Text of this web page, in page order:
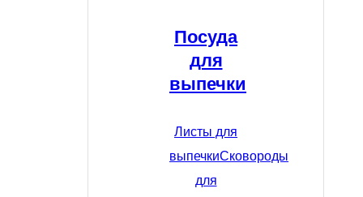
Посуда
для
выпечки
Листы для
выпечкиСковороды
для